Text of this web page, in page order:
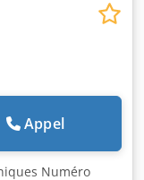
Appel
Numéro